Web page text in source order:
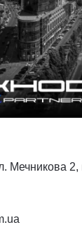
Мечникова 2,